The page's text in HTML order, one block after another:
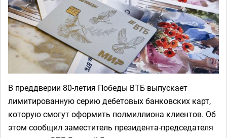
В преддверии 80-летия Победы ВТБ выпускает
лимитированную серию дебетовых банковских карт,
которую смогут оформить полмиллиона клиентов. Об
этом сообщил заместитель президента-председателя